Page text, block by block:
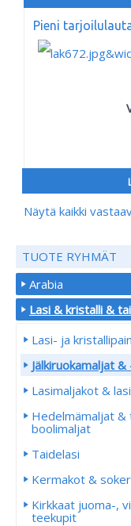
Pieni
Näytä kaikki
TUOTE RYHMÄT
Arabia
Lasi & kristalli &
Lasi- ja
Jälkiruokamaljat
Lasimaljakot &
Hedelmämaljat
boolimaljat
Taidelasi
Kermakot &
Kirkkaat juoma-,
teekupit